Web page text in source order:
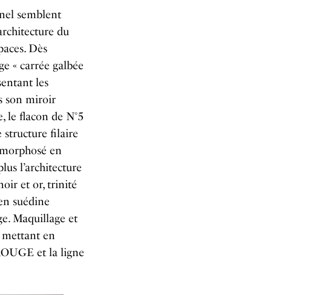
semblent
du
Dès
« carrée galbée
les
son miroir
le flacon de N°5
structure filaire
en
l’architecture
et or, trinité
suédine
Maquillage et
mettant en
et la ligne